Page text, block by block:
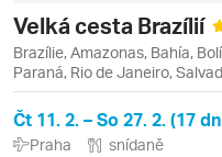
Velká cesta Brazílií
Brazílie, Amazonas, Bahía,
Paraná, Rio de Janeiro,
Foz do Iguaçu, Ipanema,
Bahia
Čt 11. 2. – So 27. 2. (17
Praha snídaně